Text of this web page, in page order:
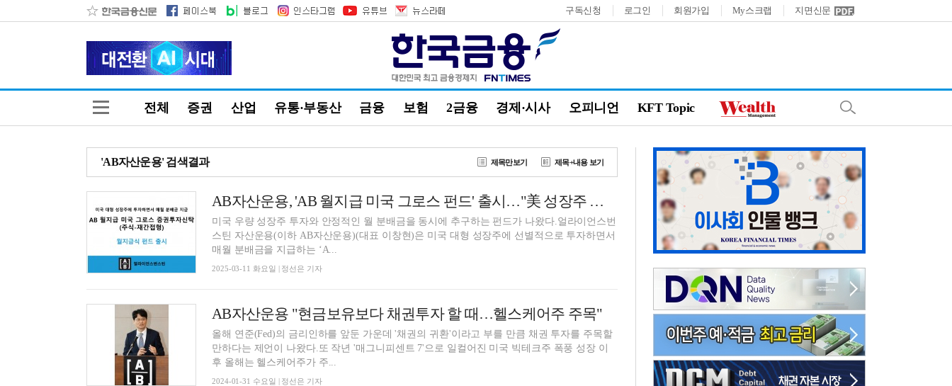
구독신청 로그인 회원가입 My스크랩 지면신문
전체 증권 산업 유통·부동산 금융 보험 2금융 경제·시사 오피니언 KFT Topic
'AB자산운용' 검색결과 제목만보기 제목+내용 보기
AB자산운용, 'AB 월지급 미국 그로스 펀드' 출시…"美 성장주 투자와 월분배금 동시 추구"
미국 우량 성장주 투자와 안정적인 월 분배금을 동시에 추구하는 펀드가 나왔다.얼라이언스번
스틴 자산운용(이하 AB자산운용)(대표 이창현)은 미국 대형 성장주에 선별적으로 투자하면서
매월 분배금을 지급하는 ‘A...
2025-03-11 화요일 | 정선은 기자
AB자산운용 "현금보유보다 채권투자 할 때…헬스케어주 주목"
올해 연준(Fed)의 금리인하를 앞둔 가운데 '채권의 귀환'이라고 부를 만큼 채권 투자를 주목할
만하다는 제언이 나왔다.또 작년 '매그니피센트 7'으로 일컬어진 미국 빅테크주 폭풍 성장 이
후 올해는 헬스케어주가 주...
2024-01-31 수요일 | 정선은 기자